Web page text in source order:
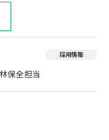
採用情報
保全担当